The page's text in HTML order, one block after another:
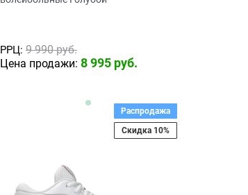
РРЦ: 9 990 руб.
Цена продажи: 8 995 руб.
Распродажа
Скидка 10%